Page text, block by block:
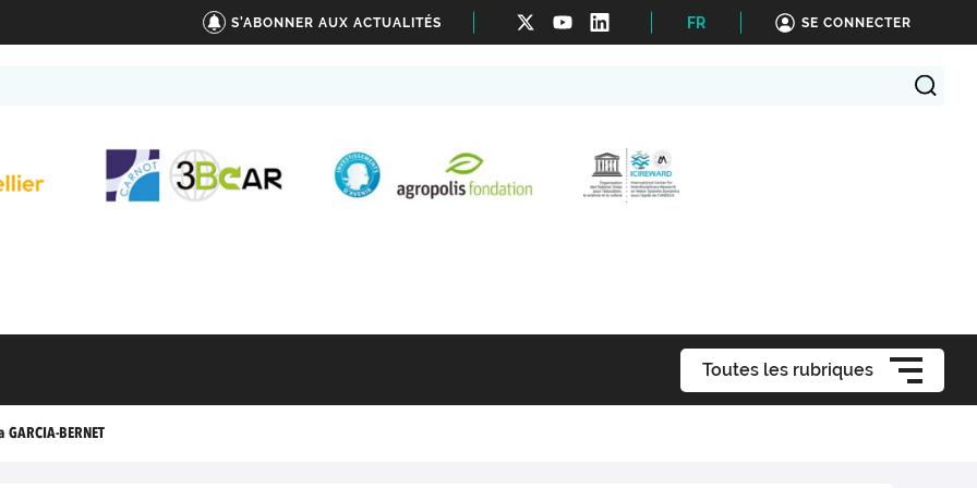
S'ABONNER AUX ACTUALITÉS FR SE CONNECTER
Toutes les rubriques
GARCIA-BERNET